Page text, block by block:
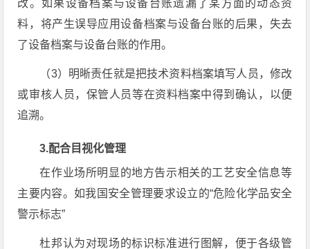
改。如果设备档案与设备台账遗漏了某方面的动态资
料，将产生误导应用设备档案与设备台账的后果，失去
了设备档案与设备台账的作用。
（3）明晰责任就是把技术资料档案填写人员，修改
或审核人员，保管人员等在资料档案中得到确认，以便
追溯。
3.配合目视化管理
在作业场所明显的地方告示相关的工艺安全信息等
主要内容。如我国安全管理要求设立的“危险化学品安全
警示标志”
杜邦认为对现场的标识标准进行图解，便于各级管